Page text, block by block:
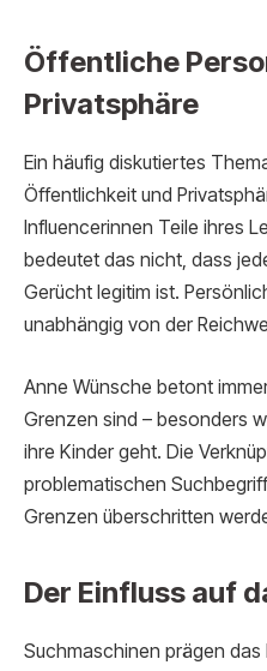
Öffentliche
Privatsphäre
Ein häufig diskutiertes
Öffentlichkeit und
Influencerinnen Teile ihres
bedeutet das nicht, dass
Gerücht legitim ist.
unabhängig von der
Anne Wünsche betont
Grenzen sind – besonders
ihre Kinder geht. Die
problematischen
Grenzen überschritten
Der Einfluss auf
Suchmaschinen prägen das